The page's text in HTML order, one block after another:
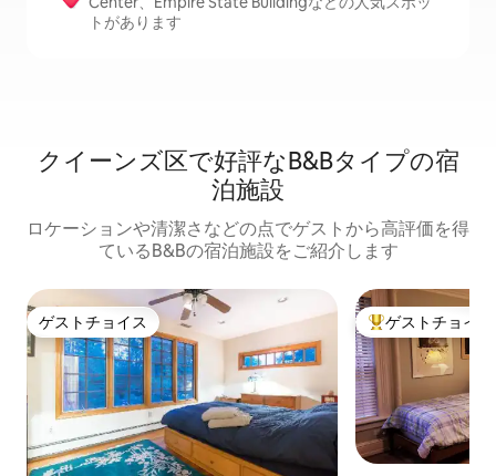
トがあります
クイーンズ区で好評なB&Bタイプの宿
泊施設
ロケーションや清潔さなどの点でゲストから高評価を得
ているB&Bの宿泊施設をご紹介します
ゲストチョイス
ゲストチョイス 大好評のゲスト
ゲストチョイス